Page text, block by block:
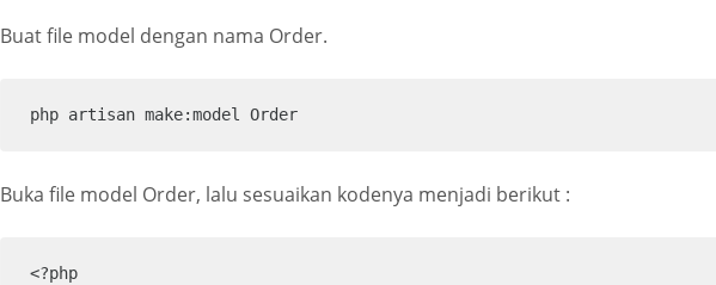
    /**
    public function down(): void
    }
Buat file model dengan nama Order.
php artisan make:model Order
Buka file model Order, lalu sesuaikan kodenya menjadi berikut :
<?php